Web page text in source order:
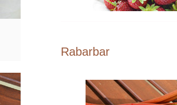
Rabarbar